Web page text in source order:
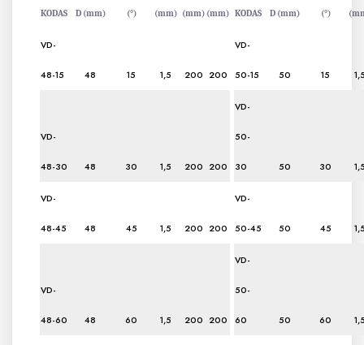
KODAS D (mm) (°) (mm) (mm) (mm) KODAS D (mm) (°)
VD-
48-15 48 15 1,5 200 200
VD-
50-15 50 15
VD-
48-30 48 30 1,5 200 200
VD-
50-
30 50 30
VD-
48-45 48 45 1,5 200 200
VD-
50-45 50 45
VD-
48-60 48 60 1,5 200 200
VD-
50-
60 50 60